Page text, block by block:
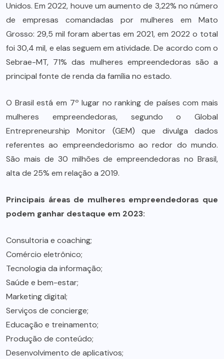
Unidos. Em 2022, houve um aumento de 3,22% no número
de empresas comandadas por mulheres em Mato
Grosso: 29,5 mil foram abertas em 2021, em 2022 o total
foi 30,4 mil, e elas seguem em atividade. De acordo com o
Sebrae-MT, 71% das mulheres empreendedoras são a
principal fonte de renda da família no estado.
O Brasil está em 7º lugar no ranking de países com mais
mulheres empreendedoras, segundo o Global
Entrepreneurship Monitor (GEM) que divulga dados
referentes ao empreendedorismo ao redor do mundo.
São mais de 30 milhões de empreendedoras no Brasil,
alta de 25% em relação a 2019.
Principais áreas de mulheres empreendedoras que
podem ganhar destaque em 2023:
Consultoria e coaching;
Comércio eletrônico;
Tecnologia da informação;
Saúde e bem-estar;
Marketing digital;
Serviços de concierge;
Educação e treinamento;
Produção de conteúdo;
Desenvolvimento de aplicativos;